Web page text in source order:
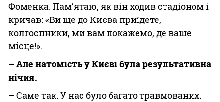
Фоменка. Пам’ятаю, як він ходив стадіоном і
кричав: «Ви ще до Києва приїдете,
колгоспники, ми вам покажемо, де ваше
місце!».
– Але натомість у Києві була результативна
нічия.
– Саме так. У нас було багато травмованих.